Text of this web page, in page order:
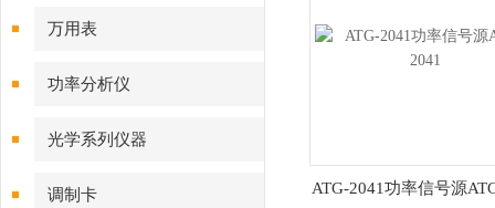
万用表
功率分析仪
光学系列仪器
调制卡 ATG-2041功率信号源